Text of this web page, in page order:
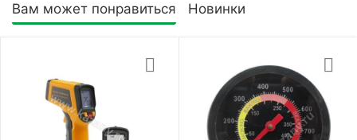
Вам может понравиться Новинки